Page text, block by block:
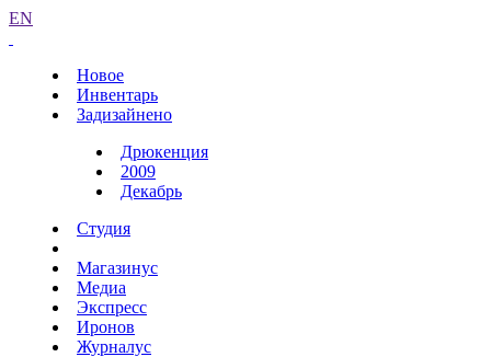
EN
Новое
Инвентарь
Задизайнено
Дрюкенция
2009
Декабрь
Студия
Магазинус
Медиа
Экспресс
Иронов
Журналус